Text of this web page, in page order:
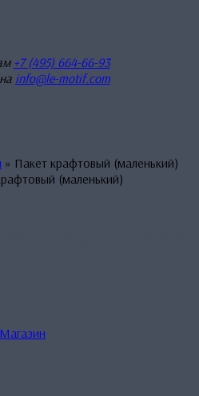
+7 (495) 664-66-93
info@le-motif.com
» Пакет крафтовый (маленький)
(маленький)
Магазин